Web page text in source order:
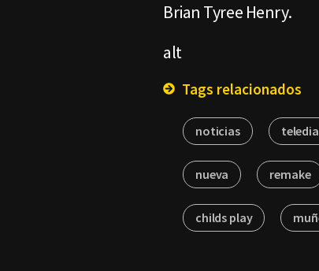
Brian Tyree Henry.
alt
Tags relacionados
noticias
nueva remake
childs play